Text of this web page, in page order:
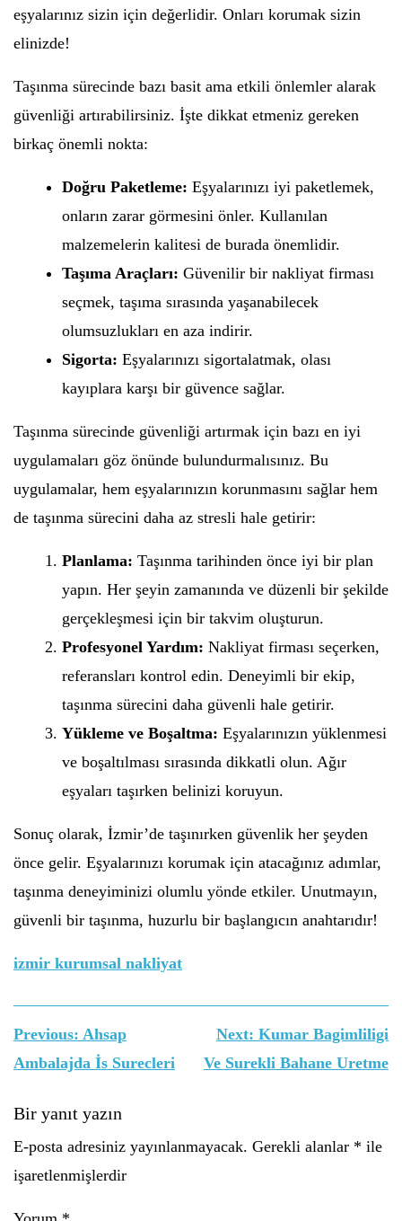
eşyalarınız sizin için değerlidir. Onları korumak sizin
elinizde!
Taşınma sürecinde bazı basit ama etkili önlemler alarak
güvenliği artırabilirsiniz. İşte dikkat etmeniz gereken
birkaç önemli nokta:
Doğru Paketleme: Eşyalarınızı iyi paketlemek,
onların zarar görmesini önler. Kullanılan
malzemelerin kalitesi de burada önemlidir.
Taşıma Araçları: Güvenilir bir nakliyat firması
seçmek, taşıma sırasında yaşanabilecek
olumsuzlukları en aza indirir.
Sigorta: Eşyalarınızı sigortalatmak, olası
kayıplara karşı bir güvence sağlar.
Taşınma sürecinde güvenliği artırmak için bazı en iyi
uygulamaları göz önünde bulundurmalısınız. Bu
uygulamalar, hem eşyalarınızın korunmasını sağlar hem
de taşınma sürecini daha az stresli hale getirir:
Planlama: Taşınma tarihinden önce iyi bir plan
yapın. Her şeyin zamanında ve düzenli bir şekilde
gerçekleşmesi için bir takvim oluşturun.
Profesyonel Yardım: Nakliyat firması seçerken,
referansları kontrol edin. Deneyimli bir ekip,
taşınma sürecini daha güvenli hale getirir.
Yükleme ve Boşaltma: Eşyalarınızın yüklenmesi
ve boşaltılması sırasında dikkatli olun. Ağır
eşyaları taşırken belinizi koruyun.
Sonuç olarak, İzmir’de taşınırken güvenlik her şeyden
önce gelir. Eşyalarınızı korumak için atacağınız adımlar,
taşınma deneyiminizi olumlu yönde etkiler. Unutmayın,
güvenli bir taşınma, huzurlu bir başlangıcın anahtarıdır!
izmir kurumsal nakliyat
Yazı
gezinmesi
Previous: Ahsap
Ambalajda İs Surecleri
Next: Kumar Bagimliligi
Ve Surekli Bahane Uretme
Bir yanıt yazın
E-posta adresiniz yayınlanmayacak. Gerekli alanlar * ile
işaretlenmişlerdir